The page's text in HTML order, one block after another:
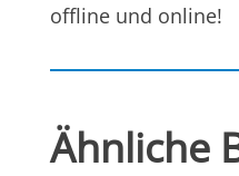
offline und online!
Ähnliche